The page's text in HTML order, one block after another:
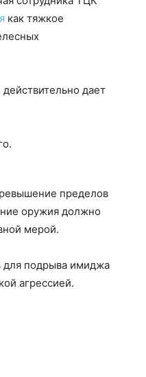
как тяжкое
действительно дает
пределов
оружия должно
мерой.
для подрыва имиджа
агрессией.